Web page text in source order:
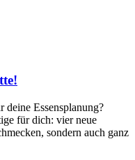
deine Essensplanung?
für dich: vier neue
sondern auch ganz